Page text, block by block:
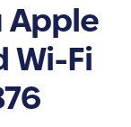
Apple
Wi-Fi